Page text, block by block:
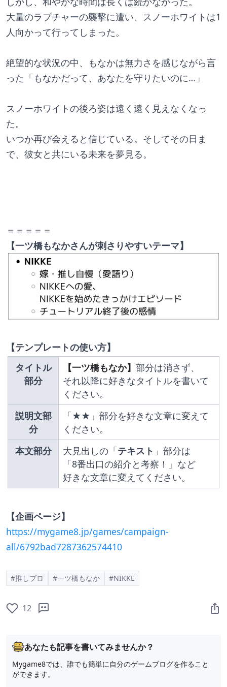
大量のラプチャーの襲撃に遭い、スノーホワイトは1
人向かって行ってしまった。
絶望的な状況の中、もなかは無力さを感じながら言
った「もなかだって、あなたを守りたいのに…」
スノーホワイトの後ろ姿は遠く遠く見えなくなっ
た。
いつか再び会えると信じている。そしてその日ま
で、彼女と共にいる未来を夢見る。
＝＝＝＝＝
【一ツ橋もなかさんが刺さりやすいテーマ】
【テンプレートの使い方】
タイトル
部分
【一ツ橋もなか】 部分は消さず、
それ以降に好きなタイトルを書いて
ください。
説明文部
分
「★★」部分を好きな文章に変えて
ください。
本文部分
大見出しの「テキスト 」部分は
「8番出口の紹介と考察！」など
好きな文章に変えてください。
【企画ページ】
https://mygame8.jp/games/campaign-
all/6792bad7287362574410
#推しブロ #一ツ橋もなか #NIKKE
12
あなたも記事を書いてみませんか？
Mygame8では、誰でも簡単に自分のゲームブログを作ること
ができます。